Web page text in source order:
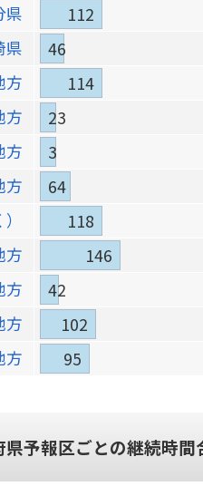
県
112
県
46
方
114
方
23
方
3
方
64
118
方
146
方
42
方
102
方
95
県予報区ごとの継続時間